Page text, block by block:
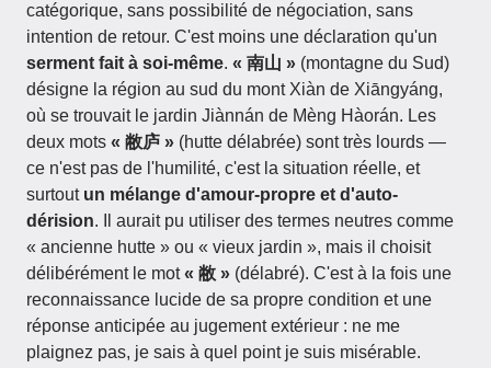
catégorique, sans possibilité de négociation, sans
intention de retour. C'est moins une déclaration qu'un
serment fait à soi-même. « 南山 » (montagne du Sud)
désigne la région au sud du mont Xiàn de Xiāngyáng,
où se trouvait le jardin Jiànnán de Mèng Hàorán. Les
deux mots « 敝庐 » (hutte délabrée) sont très lourds —
ce n'est pas de l'humilité, c'est la situation réelle, et
surtout un mélange d'amour-propre et d'auto-
dérision. Il aurait pu utiliser des termes neutres comme
« ancienne hutte » ou « vieux jardin », mais il choisit
délibérément le mot« 敝 » (délabré). C'est à la fois une
reconnaissance lucide de sa propre condition et une
réponse anticipée au jugement extérieur : ne me
plaignez pas, je sais à quel point je suis misérable.